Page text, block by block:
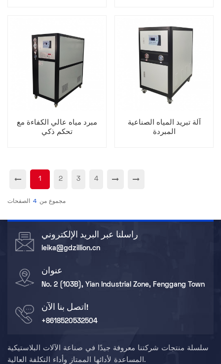
مبرد مياه عالي الكفاءة مع
تحكم ذكي
آلة تبريد المياه الصناعية
المبردة
1 2 3 4
مجموع من 4 الصفحات
راسلنا عبر البريد الإلكتروني
leika@gdzillion.cn
عنوان
No. 2 (103B), Yian Industrial Zone, Fenggang Town
اتصل بنا الآن!
+8618520532504
سلسلة منتجات شركتنا معروفة جيدًا في صناعة الآلات البلاستيكية
المساعدة لأدائها الممتاز وأداء التكلفة العالية.